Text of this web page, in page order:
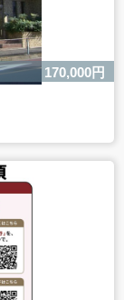
を除く
な対応がで
170,000円